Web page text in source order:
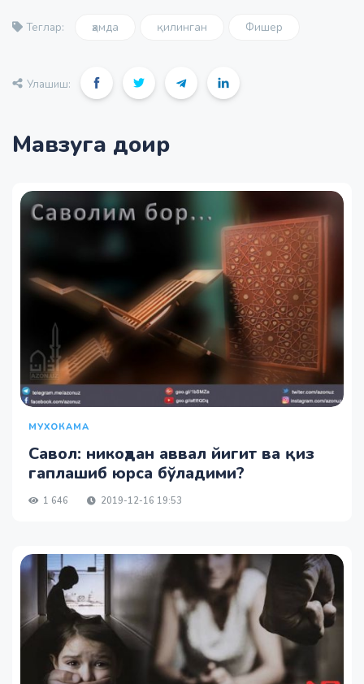
Теглар: ҳамда қилинган Фишер
Улашиш:
Мавзуга доир
МУХОКАМА
Савол: никоҳдан аввал йигит ва қиз
гаплашиб юрса бўладими?
1 646 2019-12-16 19:53